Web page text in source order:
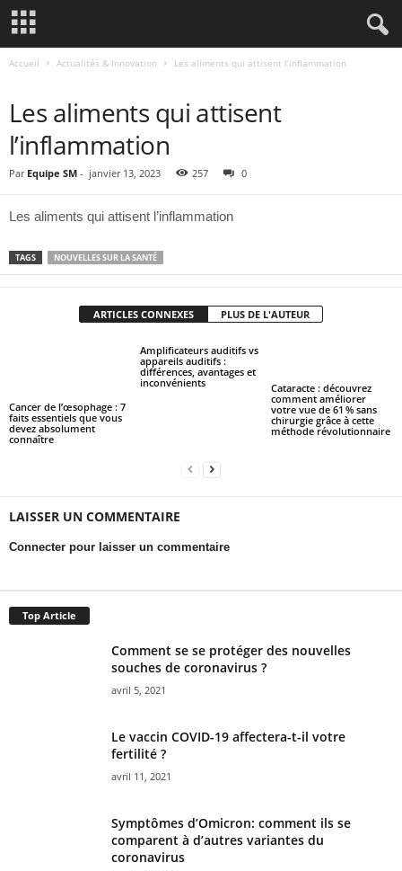
Accueil Actualités & Innovation Les aliments qui attisent l’inflammation
Les aliments qui attisent
l’inflammation
Par Equipe SM - janvier 13, 2023 257 0
Les aliments qui attisent l’inflammation
TAGS NOUVELLES SUR LA SANTÉ
ARTICLES CONNEXES PLUS DE L'AUTEUR
Cancer de l’œsophage : 7
faits essentiels que vous
devez absolument
connaître
Amplificateurs auditifs vs
appareils auditifs :
différences, avantages et
inconvénients
Cataracte : découvrez
comment améliorer
votre vue de 61 % sans
chirurgie grâce à cette
méthode révolutionnaire
LAISSER UN COMMENTAIRE
Connecter pour laisser un commentaire
Top Article
Comment se se protéger des nouvelles
souches de coronavirus ?
avril 5, 2021
Le vaccin COVID-19 affectera-t-il votre
fertilité ?
avril 11, 2021
Symptômes d’Omicron: comment ils se
comparent à d’autres variantes du
coronavirus